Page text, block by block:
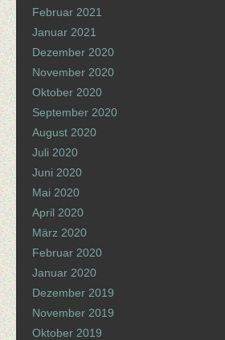
Februar 2021
Januar 2021
Dezember 2020
November 2020
Oktober 2020
September 2020
August 2020
Juli 2020
Juni 2020
Mai 2020
April 2020
März 2020
Februar 2020
Januar 2020
Dezember 2019
November 2019
Oktober 2019